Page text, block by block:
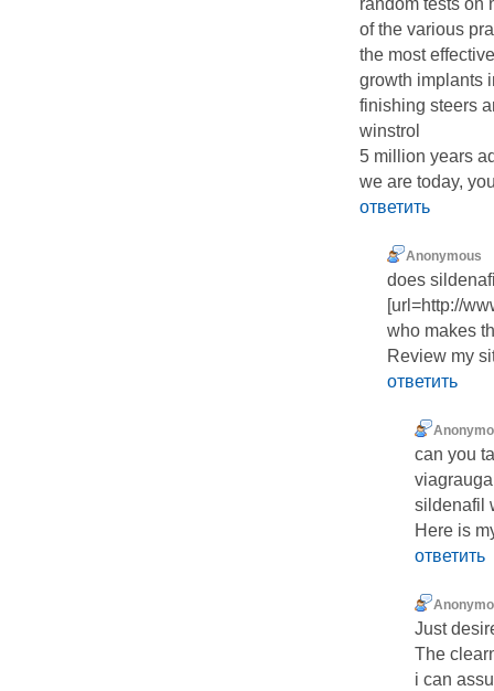
random tests on
of the various
the most
growth implants
finishing steers
winstrol
5 million years
we are today,
ответить
Anonymous
does
[url=http://
who makes
Review my
ответить
can you
sildenafil
Here is
ответить
Just
The
i can